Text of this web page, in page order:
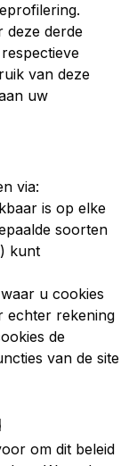
deze derde
van deze
uw
via:
is op elke
soorten
kunt
u cookies
echter rekening
de
van de site
om dit beleid